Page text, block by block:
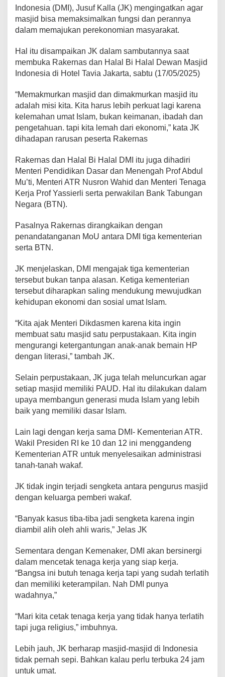
n
a
B
T
N
t
u
k
K
e
m
j
u
a
U
t
Indonesia (DMI), Jusuf Kalla (JK) mengingatkan agar
masjid bisa memaksimalkan fungsi dan perannya
dalam memajukan perekonomian masyarakat.
Hal itu disampaikan JK dalam sambutannya saat
membuka Rakernas dan Halal Bi Halal Dewan Masjid
Indonesia di Hotel Tavia Jakarta, sabtu (17/05/2025)
“Memakmurkan masjid dan dimakmurkan masjid itu
adalah misi kita. Kita harus lebih perkuat lagi karena
kelemahan umat Islam, bukan keimanan, ibadah dan
pengetahuan. tapi kita lemah dari ekonomi,” kata JK
dihadapan rarusan peserta Rakernas
Rakernas dan Halal Bi Halal DMI itu juga dihadiri
Menteri Pendidikan Dasar dan Menengah Prof Abdul
Mu’ti, Menteri ATR Nusron Wahid dan Menteri Tenaga
Kerja Prof Yassierli serta perwakilan Bank Tabungan
Negara (BTN).
Pasalnya Rakernas dirangkaikan dengan
penandatanganan MoU antara DMI tiga kementerian
serta BTN.
JK menjelaskan, DMI mengajak tiga kementerian
tersebut bukan tanpa alasan. Ketiga kementerian
tersebut diharapkan saling mendukung mewujudkan
kehidupan ekonomi dan sosial umat Islam.
“Kita ajak Menteri Dikdasmen karena kita ingin
membuat satu masjid satu perpustakaan. Kita ingin
mengurangi ketergantungan anak-anak bemain HP
dengan literasi,” tambah JK.
Selain perpustakaan, JK juga telah meluncurkan agar
setiap masjid memiliki PAUD. Hal itu dilakukan dalam
upaya membangun generasi muda Islam yang lebih
baik yang memiliki dasar Islam.
Lain lagi dengan kerja sama DMI- Kementerian ATR.
Wakil Presiden RI ke 10 dan 12 ini menggandeng
Kementerian ATR untuk menyelesaikan administrasi
tanah-tanah wakaf.
JK tidak ingin terjadi sengketa antara pengurus masjid
dengan keluarga pemberi wakaf.
“Banyak kasus tiba-tiba jadi sengketa karena ingin
diambil alih oleh ahli waris,” Jelas JK
Sementara dengan Kemenaker, DMI akan bersinergi
dalam mencetak tenaga kerja yang siap kerja.
“Bangsa ini butuh tenaga kerja tapi yang sudah terlatih
dan memiliki keterampilan. Nah DMI punya
wadahnya,”
“Mari kita cetak tenaga kerja yang tidak hanya terlatih
tapi juga religius,” imbuhnya.
Lebih jauh, JK berharap masjid-masjid di Indonesia
tidak pernah sepi. Bahkan kalau perlu terbuka 24 jam
untuk umat.